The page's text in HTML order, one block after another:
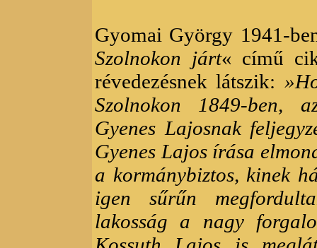
Gyomai György 1941-
Szolnokon járt« című
révedezésnek látszik:
Szolnokon 1849-ben,
Gyenes Lajosnak
Gyenes Lajos írása
a kormánybiztos, kinek
igen sűrűn
lakosság a nagy